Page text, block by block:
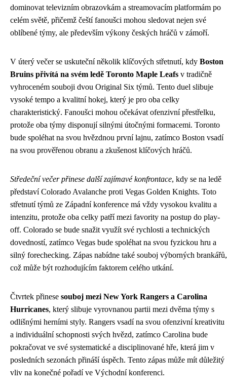
dominovat televizním obrazovkám a streamovacím platformám po
celém světě, přičemž čeští fanoušci mohou sledovat nejen své
oblíbené týmy, ale především výkony českých hráčů v zámoří.
V úterý večer se uskuteční několik klíčových střetnutí, kdy Boston
Bruins přivítá na svém ledě Toronto Maple Leafs v tradičně
vyhroceném souboji dvou Original Six týmů. Tento duel slibuje
vysoké tempo a kvalitní hokej, který je pro oba celky
charakteristický. Fanoušci mohou očekávat ofenzivní přestřelku,
protože oba týmy disponují silnými útočnými formacemi. Toronto
bude spoléhat na svou hvězdnou první lajnu, zatímco Boston vsadí
na svou prověřenou obranu a zkušenost klíčových hráčů.
Středeční večer přinese další zajímavé konfrontace, kdy se na ledě
představí Colorado Avalanche proti Vegas Golden Knights. Toto
střetnutí týmů ze Západní konference má vždy vysokou kvalitu a
intenzitu, protože oba celky patří mezi favority na postup do play-
off. Colorado se bude snažit využít své rychlosti a technických
dovedností, zatímco Vegas bude spoléhat na svou fyzickou hru a
silný forechecking. Zápas nabídne také souboj výborných brankářů,
což může být rozhodujícím faktorem celého utkání.
Čtvrtek přinese souboj mezi New York Rangers a Carolina
Hurricanes, který slibuje vyrovnanou partii mezi dvěma týmy s
odlišnými herními styly. Rangers vsadí na svou ofenzivní kreativitu
a individuální schopnosti svých hvězd, zatímco Carolina bude
pokračovat ve své systematické a disciplinované hře, která jim v
posledních sezonách přináší úspěch. Tento zápas může mít důležitý
vliv na konečné pořadí ve Východní konferenci.